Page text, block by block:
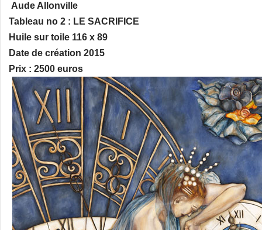
Aude Allonville
Tableau no 2 : LE SACRIFICE
Huile sur toile 116 x 89
Date de création 2015
Prix : 2500 euros